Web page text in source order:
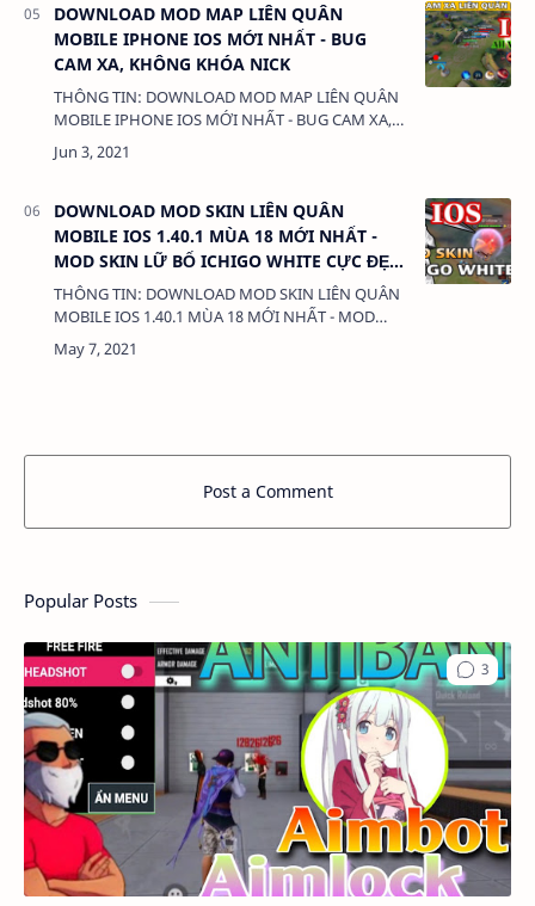
DOWNLOAD MOD MAP LIÊN QUÂN
MOBILE IPHONE IOS MỚI NHẤT - BUG
CAM XA, KHÔNG KHÓA NICK
THÔNG TIN: DOWNLOAD MOD MAP LIÊN QUÂN
MOBILE IPHONE IOS MỚI NHẤT - BUG CAM XA,
KHÔNG KHÓA NICK DUNG LƯỢNG: 508 MB
LINK: (adsbygoogle = window.adsbygoogle || …
DOWNLOAD MOD SKIN LIÊN QUÂN
MOBILE IOS 1.40.1 MÙA 18 MỚI NHẤT -
MOD SKIN LỮ BỐ ICHIGO WHITE CỰC ĐẸP,
KHÔNG KHÓA NICK
THÔNG TIN: DOWNLOAD MOD SKIN LIÊN QUÂN
MOBILE IOS 1.40.1 MÙA 18 MỚI NHẤT - MOD
SKIN LỮ BỐ ICHIGO WHITE CỰC ĐẸP, KHÔNG
KHÓA NICK DUNG LƯỢNG: 1.4 MB LINK:
Post a Comment
Popular Posts